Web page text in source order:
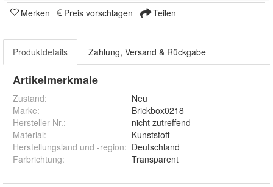
Merken Preis vorschlagen Teilen
Produktdetails Zahlung, Versand & Rückgabe
Artikelmerkmale
Zustand:
Neu
Marke:
Brickbox0218
Hersteller Nr.:
nicht zutreffend
Material:
Kunststoff
Herstellungsland und -region: Deutschland
Farbrichtung: Transparent